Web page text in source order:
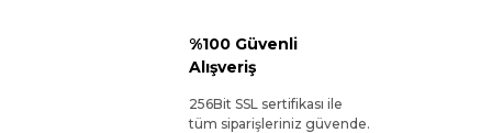
%100 Güvenli
Alışveriş
256Bit SSL sertifikası ile
tüm siparişleriniz güvende.